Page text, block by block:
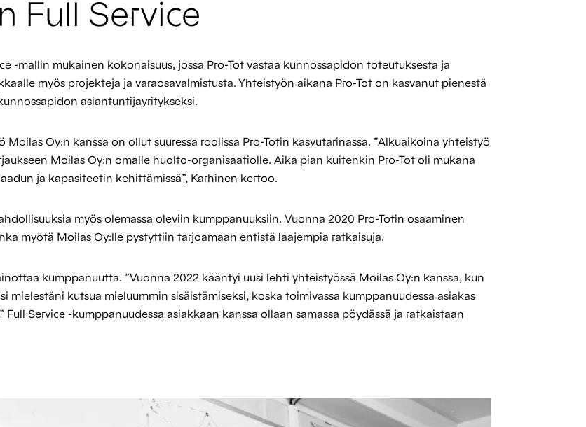
Full Service
-mallin mukainen kokonaisuus, jossa Pro-Tot vastaa kunnossapidon toteutuksesta ja
myös projekteja ja varaosavalmistusta. Yhteistyön aikana Pro-Tot on kasvanut pienestä
asiantuntijayritykseksi.
Moilas Oy:n kanssa on ollut suuressa roolissa Pro-Totin kasvutarinassa. ”Alkuaikoina yhteistyö
Moilas Oy:n omalle huolto-organisaatiolle. Aika pian kuitenkin Pro-Tot oli mukana
ja kapasiteetin kehittämissä”, Karhinen kertoo.
myös olemassa oleviin kumppanuuksiin. Vuonna 2020 Pro-Totin osaaminen
myötä Moilas Oy:lle pystyttiin tarjoamaan entistä laajempia ratkaisuja.
kumppanuutta. ”Vuonna 2022 kääntyi uusi lehti yhteistyössä Moilas Oy:n kanssa, kun
kutsua mieluummin sisäistämiseksi, koska toimivassa kumppanuudessa asiakas
Service -kumppanuudessa asiakkaan kanssa ollaan samassa pöydässä ja ratkaistaan